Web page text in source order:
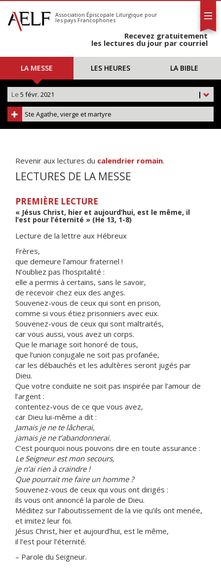
S'abonner
Calendrier
Association Épiscopale Liturgique pour
les pays Francophones
Recevez gratuitement
les lectures du jour par courriel
LA MESSE LES HEURES LA BIBLE
|
Le 5 févr. 2021
Ste Agathe, vierge et martyre
Revenir aux lectures du calendrier romain.
LECTURES DE LA MESSE
PREMIÈRE LECTURE
« Jésus Christ, hier et aujourd’hui, est le même, il
l’est pour l’éternité » (He 13, 1-8)
Lecture de la lettre aux Hébreux
Frères,
que demeure l’amour fraternel !
N’oubliez pas l’hospitalité :
elle a permis à certains, sans le savoir,
de recevoir chez eux des anges.
Souvenez-vous de ceux qui sont en prison,
comme si vous étiez prisonniers avec eux.
Souvenez-vous de ceux qui sont maltraités,
car vous aussi, vous avez un corps.
Que le mariage soit honoré de tous,
que l’union conjugale ne soit pas profanée,
car les débauchés et les adultères seront jugés par
Dieu.
Que votre conduite ne soit pas inspirée par l’amour de
l’argent :
contentez-vous de ce que vous avez,
car Dieu lui-même a dit :
Jamais je ne te lâcherai,
jamais je ne t’abandonnerai.
C’est pourquoi nous pouvons dire en toute assurance :
Le Seigneur est mon secours,
je n’ai rien à craindre !
Que pourrait me faire un homme ?
Souvenez-vous de ceux qui vous ont dirigés :
ils vous ont annoncé la parole de Dieu.
Méditez sur l’aboutissement de la vie qu’ils ont menée,
et imitez leur foi.
Jésus Christ, hier et aujourd’hui, est le même,
il l’est pour l’éternité.
– Parole du Seigneur.